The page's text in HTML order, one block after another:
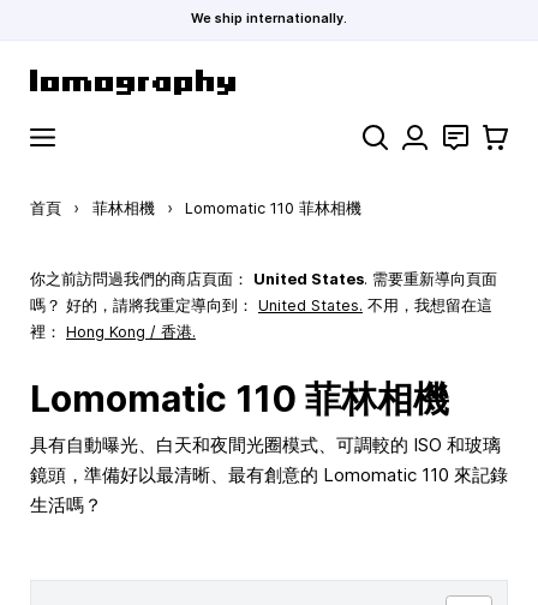
We ship internationally.
搜索 聯絡 購物車
首頁 › 菲林相機 › Lomomatic 110 菲林相機
你之前訪問過我們的商店頁面： United States. 需要重新導向頁面
嗎？ 好的，請將我重定導向到： United States. 不用，我想留在這
裡： Hong Kong / 香港.
Lomomatic 110 菲林相機
具有自動曝光、白天和夜間光圈模式、可調較的 ISO 和玻璃
鏡頭，準備好以最清晰、最有創意的 Lomomatic 110 來記錄
生活嗎？